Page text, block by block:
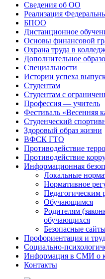
Сведения об ОО
Реализация
БПОО
Дистанционное
Основы финансовой
Охрана труда в
Дополнительное
Специальности
Истории успеха
Студентам
Студентам с
Профессия — учитель
Фестиваль «Весенняя
Студенческий
Здоровый образ жизни
ВФСК ГТО
Противодействие
Противодействие
Информационная
Локальные
Нормативное
Педагогическим
Обучающимся
Родителям
обучающихся
Безопасные
Профориентация и
Социально-
Информация в СМИ о
Контакты